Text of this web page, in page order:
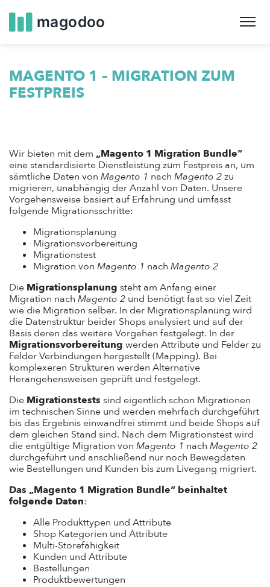
main
MAGENTO 1 – MIGRATION ZUM
FESTPREIS
Wir bieten mit dem „Magento 1 Migration Bundle“
eine standardisierte Dienstleistung zum Festpreis an, um
sämtliche Daten von Magento 1 nach Magento 2zu
migrieren, unabhängig der Anzahl von Daten. Unsere
Vorgehensweise basiert auf Erfahrung und umfasst
folgende Migrationsschritte:
Migrationsplanung
Migrationsvorbereitung
Migrationstest
Migration von Magento 1 nach Magento 2
Die Migrationsplanung steht am Anfang einer
Migration nach Magento 2 und benötigt fast so viel Zeit
wie die Migration selber. In der Migrationsplanung wird
die Datenstruktur beider Shops analysiert und auf der
Basis deren das weitere Vorgehen festgelegt. In der
Migrationsvorbereitung werden Attribute und Felder zu
Felder Verbindungen hergestellt (Mapping). Bei
komplexeren Strukturen werden Alternative
Herangehensweisen geprüft und festgelegt.
Die Migrationstests sind eigentlich schon Migrationen
im technischen Sinne und werden mehrfach durchgeführt
bis das Ergebnis einwandfrei stimmt und beide Shops auf
dem gleichen Stand sind. Nach dem Migrationstest wird
die entgültige Migration von Magento 1 nach Magento 2
durchgeführt und anschließend nur noch Bewegdaten
wie Bestellungen und Kunden bis zum Livegang migriert.
Das „Magento 1 Migration Bundle“ beinhaltet
folgende Daten:
Alle Produkttypen und Attribute
Shop Kategorien und Attribute
Multi-Storefähigkeit
Kunden und Attribute
Bestellungen
Produktbewertungen